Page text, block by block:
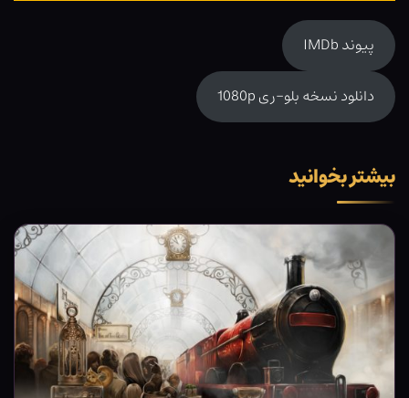
پیوند IMDb
دانلود نسخه بلو-ری 1080p
بیشتر بخوانید